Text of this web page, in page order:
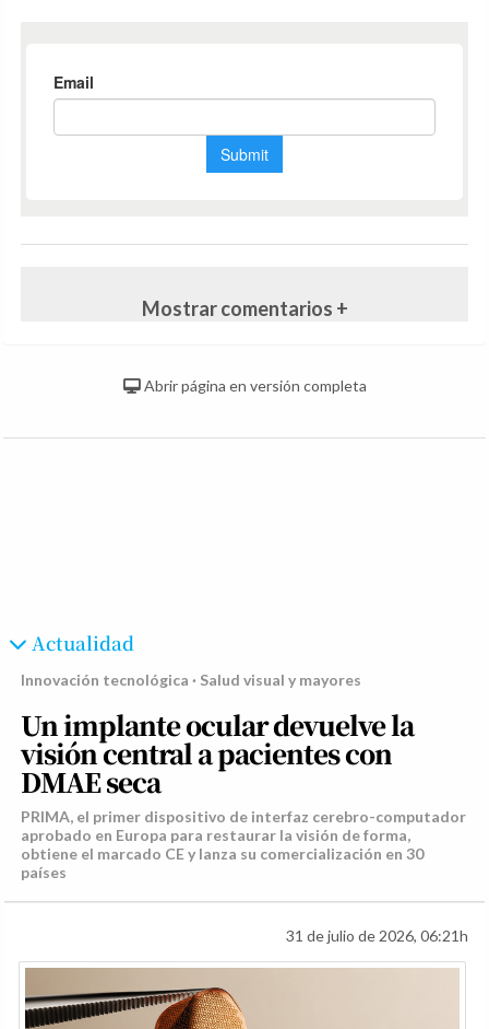
Mostrar comentarios +
Abrir página en versión completa
Actualidad
Innovación tecnológica · Salud visual y mayores
Un implante ocular devuelve la
visión central a pacientes con
DMAE seca
PRIMA, el primer dispositivo de interfaz cerebro-computador
aprobado en Europa para restaurar la visión de forma,
obtiene el marcado CE y lanza su comercialización en 30
países
31 de julio de 2026, 06:21h